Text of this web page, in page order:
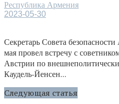
Республика Армения
2023-05-30
Секретарь Совета
мая провел встречу с
Австрии по
Каудель-Йенсен...
Следующая статья